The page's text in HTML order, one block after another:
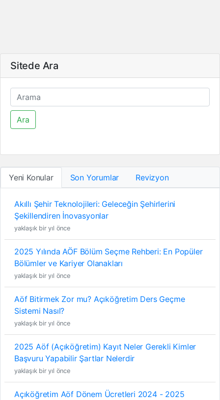
Sitede Ara
Ara
Yeni Konular Son Yorumlar Revizyon
Akıllı Şehir Teknolojileri: Geleceğin Şehirlerini
Şekillendiren İnovasyonlar
yaklaşık bir yıl önce
2025 Yılında AÖF Bölüm Seçme Rehberi: En Popüler
Bölümler ve Kariyer Olanakları
yaklaşık bir yıl önce
Aöf Bitirmek Zor mu? Açıköğretim Ders Geçme
Sistemi Nasıl?
yaklaşık bir yıl önce
2025 Aöf (Açıköğretim) Kayıt Neler Gerekli Kimler
Başvuru Yapabilir Şartlar Nelerdir
yaklaşık bir yıl önce
Açıköğretim Aöf Dönem Ücretleri 2024 - 2025